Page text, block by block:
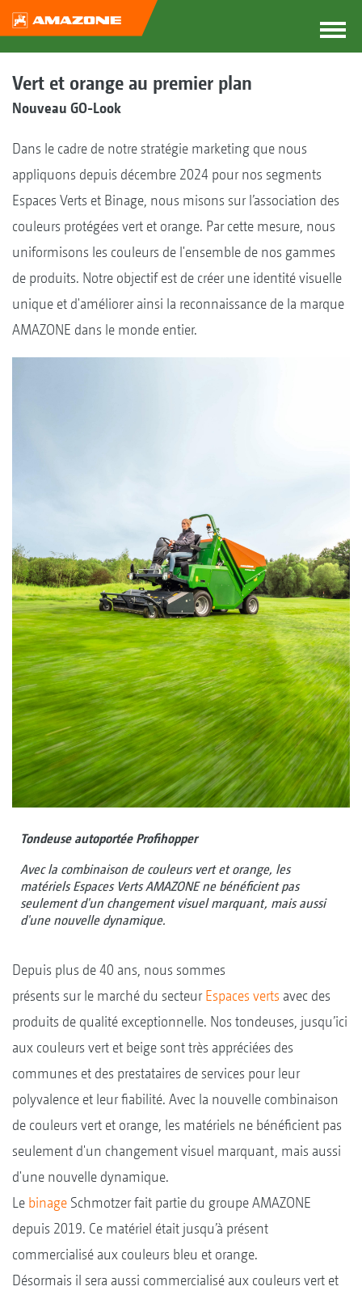
Vert et orange au premier plan
Nouveau GO-Look
Dans le cadre de notre stratégie marketing que nous
appliquons depuis décembre 2024 pour nos segments
Espaces Verts et Binage, nous misons sur l’association des
couleurs protégées vert et orange. Par cette mesure, nous
uniformisons les couleurs de l'ensemble de nos gammes
de produits. Notre objectif est de créer une identité visuelle
unique et d'améliorer ainsi la reconnaissance de la marque
AMAZONE dans le monde entier.
Tondeuse autoportée Profihopper
Avec la combinaison de couleurs vert et orange, les
matériels Espaces Verts AMAZONE ne bénéficient pas
seulement d'un changement visuel marquant, mais aussi
d'une nouvelle dynamique.
Depuis plus de 40 ans, nous sommes
présents sur le marché du secteurEspaces verts avec des
produits de qualité exceptionnelle. Nos tondeuses, jusqu’ici
aux couleurs vert et beige sont très appréciées des
communes et des prestataires de services pour leur
polyvalence et leur fiabilité. Avec la nouvelle combinaison
de couleurs vert et orange, les matériels ne bénéficient pas
seulement d'un changement visuel marquant, mais aussi
d'une nouvelle dynamique.
Le binage Schmotzer fait partie du groupe AMAZONE
depuis 2019. Ce matériel était jusqu’à présent
commercialisé aux couleurs bleu et orange.
Désormais il sera aussi commercialisé aux couleurs vert et